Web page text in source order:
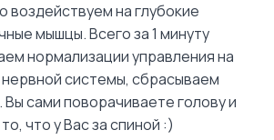
воздействуем на глубокие
мышцы. Всего за 1 минуту
нормализации управления на
системы, сбрасываем
Вы сами поворачиваете голову и
что у Вас за спиной :)